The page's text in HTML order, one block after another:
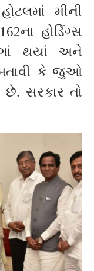
મીની
હોર્ડિગ્સ
થયાં અને
કે જુઓ
છે. સરકાર તો